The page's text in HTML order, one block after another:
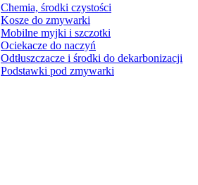
Chemia, środki czystości
Kosze do zmywarki
Mobilne myjki i szczotki
Ociekacze do naczyń
Odtłuszczacze i środki do dekarbonizacji
Podstawki pod zmywarki